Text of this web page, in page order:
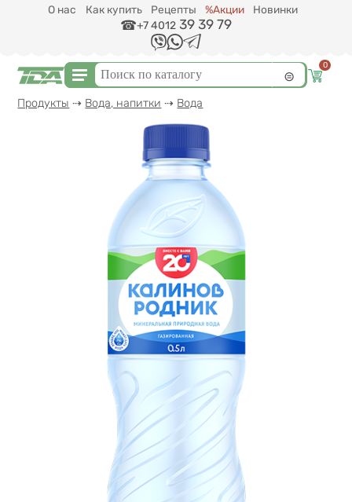
Перейти к основному содержанию
О нас Как купить Рецепты %Акции
Новинки
+7 4012 39 39 79
Форма поиска
Поиск 0
Вы здесь
Продукты ⇢ Вода, напитки ⇢ Вода